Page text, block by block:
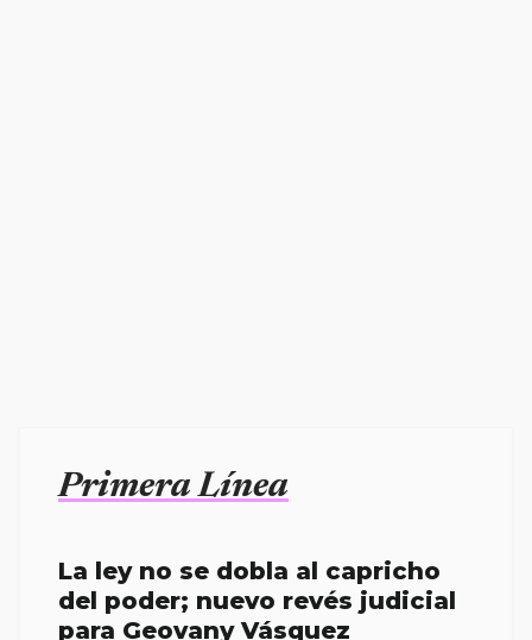
Primera Línea
La ley no se dobla al capricho
del poder; nuevo revés judicial
para Geovany Vásquez